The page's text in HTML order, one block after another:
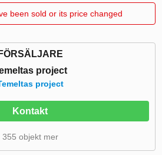
been sold or its price changed
FÖRSÄLJARE
project
project
Kontakt
355 objekt mer